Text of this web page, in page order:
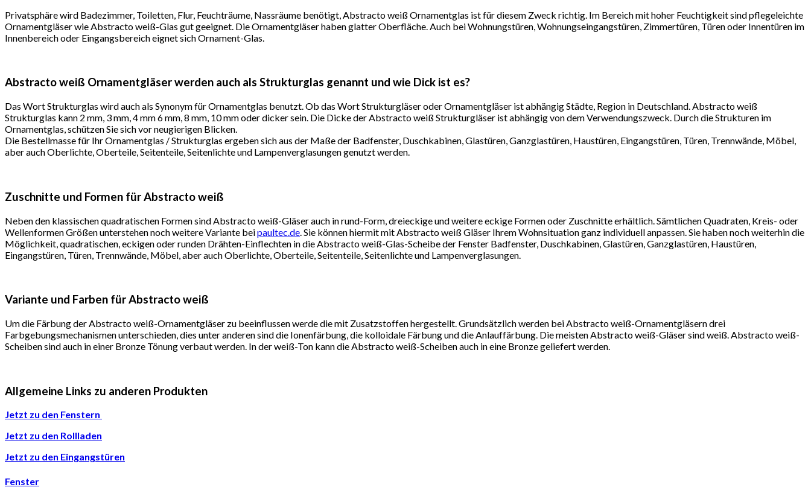
Privatsphäre wird Badezimmer, Toiletten, Flur, Feuchträume, Nassräume benötigt, Abstracto weiß Ornamentglas ist für diesem Zweck richtig. Im Bereich mit hoher Feuchtigkeit sind pflegeleichte
Ornamentgläser wie Abstracto weiß-Glas gut geeignet. Die Ornamentgläser haben glatter Oberfläche. Auch bei Wohnungstüren, Wohnungseingangstüren, Zimmertüren, Türen oder Innentüren im
Innenbereich oder Eingangsbereich eignet sich Ornament-Glas.
Abstracto weiß Ornamentgläser werden auch als Strukturglas genannt und wie Dick ist es?
Das Wort Strukturglas wird auch als Synonym für Ornamentglas benutzt. Ob das Wort Strukturgläser oder Ornamentgläser ist abhängig Städte, Region in Deutschland. Abstracto weiß
Strukturglas kann 2 mm, 3 mm, 4 mm 6 mm, 8 mm, 10 mm oder dicker sein. Die Dicke der Abstracto weiß Strukturgläser ist abhängig von dem Verwendungszweck. Durch die Strukturen im
Ornamentglas, schützen Sie sich vor neugierigen Blicken.
Die Bestellmasse für Ihr Ornamentglas / Strukturglas ergeben sich aus der Maße der Badfenster, Duschkabinen, Glastüren, Ganzglastüren, Haustüren, Eingangstüren, Türen, Trennwände, Möbel,
aber auch Oberlichte, Oberteile, Seitenteile, Seitenlichte und Lampenverglasungen genutzt werden.
Zuschnitte und Formen für Abstracto weiß
Neben den klassischen quadratischen Formen sind Abstracto weiß-Gläser auch in rund-Form, dreieckige und weitere eckige Formen oder Zuschnitte erhältlich. Sämtlichen Quadraten, Kreis- oder
Wellenformen Größen unterstehen noch weitere Variante beipaultec.de . Sie können hiermit mit Abstracto weiß Gläser Ihrem Wohnsituation ganz individuell anpassen. Sie haben noch weiterhin die
Möglichkeit, quadratischen, eckigen oder runden Drähten-Einflechten in die Abstracto weiß-Glas-Scheibe der Fenster Badfenster, Duschkabinen, Glastüren, Ganzglastüren, Haustüren,
Eingangstüren, Türen, Trennwände, Möbel, aber auch Oberlichte, Oberteile, Seitenteile, Seitenlichte und Lampenverglasungen.
Variante und Farben für Abstracto weiß
Um die Färbung der Abstracto weiß-Ornamentgläser zu beeinflussen werde die mit Zusatzstoffen hergestellt. Grundsätzlich werden bei Abstracto weiß-Ornamentgläsern drei
Farbgebungsmechanismen unterschieden, dies unter anderen sind die Ionenfärbung, die kolloidale Färbung und die Anlauffärbung. Die meisten Abstracto weiß-Gläser sind weiß. Abstracto weiß-
Scheiben sind auch in einer Bronze Tönung verbaut werden. In der weiß-Ton kann die Abstracto weiß-Scheiben auch in eine Bronze geliefert werden.
Allgemeine Links zu anderen Produkten
Jetzt zu den Fenstern
Jetzt zu den Rollladen
Jetzt zu den Eingangstüren
Fenster